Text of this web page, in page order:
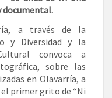
documental.
a través de la
y Diversidad y la
convoca a
sobre las
en Olavarría, a
primer grito de “Ni